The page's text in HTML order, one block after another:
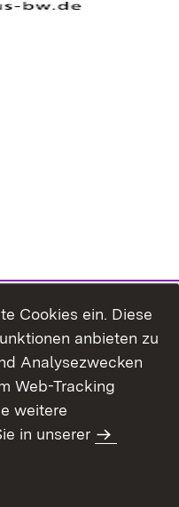
Cookies ein. Diese
anbieten zu
Analysezwecken
Web-Tracking
weitere
in unserer